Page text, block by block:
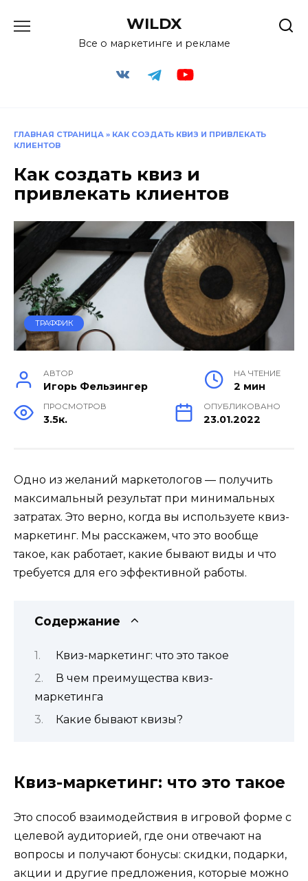
WILDX
Все о маркетинге и рекламе
ГЛАВНАЯ СТРАНИЦА » КАК СОЗДАТЬ КВИЗ И ПРИВЛЕКАТЬ
КЛИЕНТОВ
Как создать квиз и
привлекать клиентов
ТРАФФИК
АВТОР
Игорь Фельзингер
НА ЧТЕНИЕ
2 мин
ПРОСМОТРОВ
3.5к.
ОПУБЛИКОВАНО
23.01.2022
Одно из желаний маркетологов — получить
максимальный результат при минимальных
затратах. Это верно, когда вы используете квиз-
маркетинг. Мы расскажем, что это вообще
такое, как работает, какие бывают виды и что
требуется для его эффективной работы.
Содержание
Квиз-маркетинг: что это такое
В чем преимущества квиз-
маркетинга
Какие бывают квизы?
Квиз-маркетинг: что это такое
Это способ взаимодействия в игровой форме с
целевой аудиторией, где они отвечают на
вопросы и получают бонусы: скидки, подарки,
акции и другие предложения, которые можно